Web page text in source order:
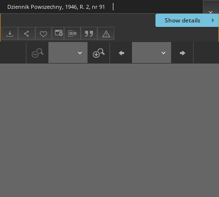
Show details
Dziennik Powszechny, 1946, R. 2, nr 91